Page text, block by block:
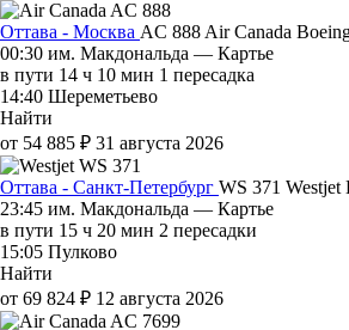
Оттава - Москва AC 888 Air Canada
00:30 им. Макдональда — Картье
в пути 14 ч 10 мин 1 пересадка
14:40 Шереметьево
Найти
от 54 885 ₽ 31 августа 2026
Оттава - Санкт-Петербург WS 371 Westjet
23:45 им. Макдональда — Картье
в пути 15 ч 20 мин 2 пересадки
15:05 Пулково
Найти
от 69 824 ₽ 12 августа 2026